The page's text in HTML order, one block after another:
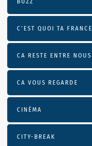
C'EST QUOI TA
CA RESTE ENTRE NOUS
CA VOUS REGARDE
CINÉMA
CITY-BREAK